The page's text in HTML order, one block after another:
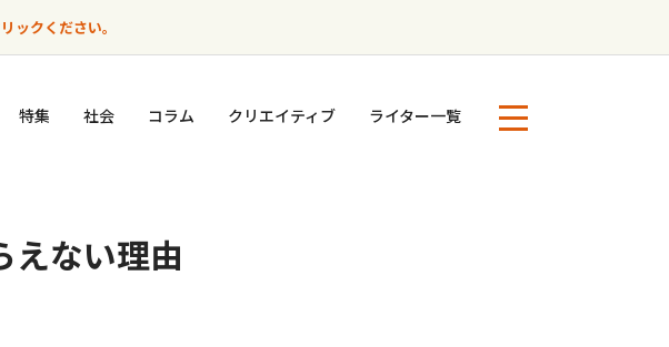
ックください。
特集 社会 コラム クリエイティブ ライター一覧
ない理由